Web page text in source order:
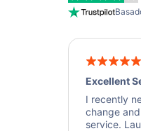
Excellent
I recently
change
service.